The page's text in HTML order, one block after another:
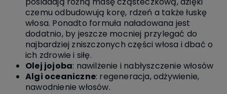
czemu odbudowują korę, rdzeń a także łuskę
włosa. Ponadto formuła naładowana jest
dodatnio, by jeszcze mocniej przylegać do
najbardziej zniszczonych części włosa i dbać o
ich zdrowie i siłę.
Olej jojoba: nawilżenie i nabłyszczenie włosów
Algi oceaniczne: regeneracja, odżywienie,
nawodnienie włosów.